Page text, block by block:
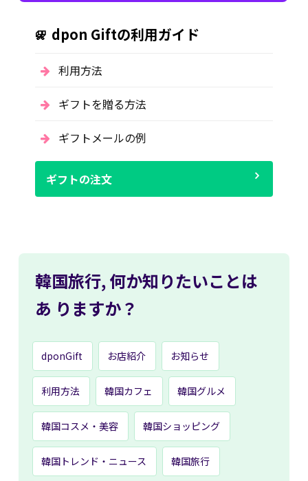
dpon Giftの利用ガイド
利用方法
ギフトを贈る方法
ギフトメールの例
ギフトの注文
韓国旅行, 何か知りたいことは
あ りますか？
dponGift お店紹介 お知らせ
利用方法 韓国カフェ 韓国グルメ
韓国コスメ・美容 韓国ショッピング
韓国トレンド・ニュース 韓国旅行